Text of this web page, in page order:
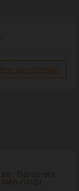
anmeldelsen
. Dproprete
conçu .